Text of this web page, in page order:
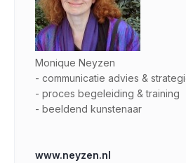
Monique Neyzen
- communicatie advies &
- proces begeleiding & training
- beeldend kunstenaar
www.neyzen.nl